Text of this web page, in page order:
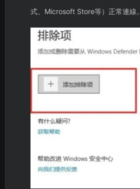
式、Microsoft Store等）正常連線。